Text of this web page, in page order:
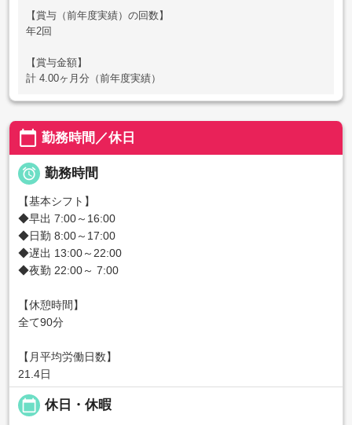
【賞与（前年度実績）の回数】
年2回
【賞与金額】
計 4.00ヶ月分（前年度実績）
calendar_today 勤務時間／休日
 勤務時間
【基本シフト】
◆早出 7:00～16:00
◆日勤 8:00～17:00
◆遅出 13:00～22:00
◆夜勤 22:00～ 7:00
【休憩時間】
全て90分
【月平均労働日数】
21.4日
calendar_today 休日・休暇